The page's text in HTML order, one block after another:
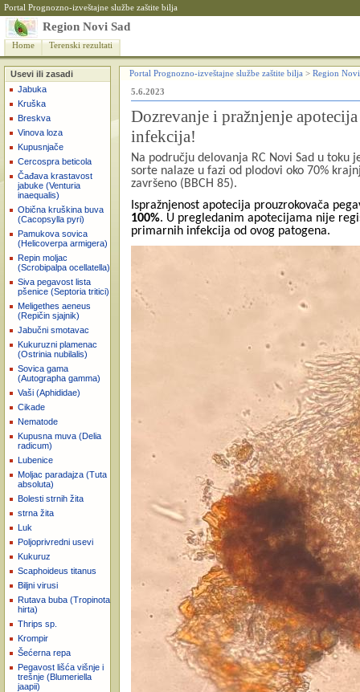
Portal Prognozno-izveštajne službe zaštite bilja
Region Novi Sad
Home Terenski rezultati
Usevi ili zasadi
Jabuka
Kruška
Breskva
Vinova loza
Kupusnjače
Cercospra beticola
Čađava krastavost
jabuke (Venturia
inaequalis)
Obična kruškina buva
(Cacopsylla pyri)
Pamukova sovica
(Helicoverpa armigera)
Repin moljac
(Scrobipalpa ocellatella)
Siva pegavost lista
pšenice (Septoria tritici)
Meligethes aeneus
(Repičin sjajnik)
Jabučni smotavac
Kukuruzni plamenac
(Ostrinia nubilalis)
Sovica gama
(Autographa gamma)
Vaši (Aphididae)
Cikade
Nematode
Kupusna muva (Delia
radicum)
Lubenice
Moljac paradajza (Tuta
absoluta)
Bolesti strnih žita
strna žita
Luk
Poljoprivredni usevi
Kukuruz
Scaphoideus titanus
Biljni virusi
Rutava buba (Tropinota
hirta)
Thrips sp.
Krompir
Šećerna repa
Pegavost lišća višnje i
trešnje (Blumeriella
jaapii)
Portal Prognozno-izveštajne službe zaštite bilja > Region
5.6.2023
Dozrevanje i pražnjenje
infekcija!
Na području delovanja RC Novi Sad u
sorte nalaze u fazi od plodovi oko 70%
završeno (BBCH 85).
Ispražnjenost apotecija prouzrokovača
100%. U pregledanim apotecijama nije
primarnih infekcija od ovog patogena.